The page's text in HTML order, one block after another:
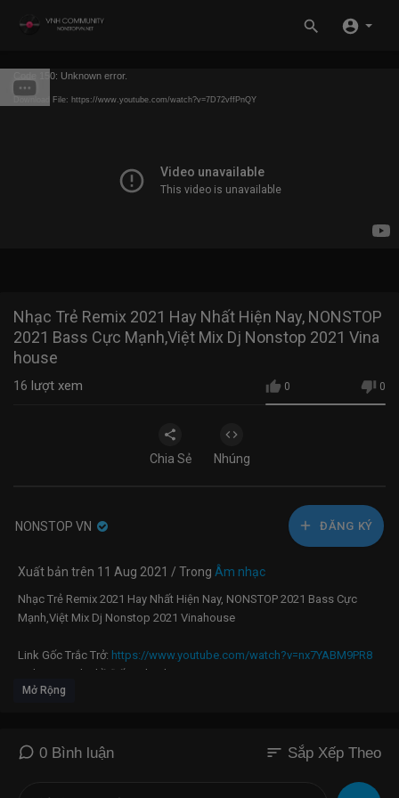
Code 150: Unknown error.
Download File: https://www.youtube.com/watch?v=7D72vffPnQY
Nhạc Trẻ Remix 2021 Hay Nhất Hiện Nay, NONSTOP
2021 Bass Cực Mạnh,Việt Mix Dj Nonstop 2021 Vina
house
0 0
16 lượt xem
Chia Sẻ Nhúng
NONSTOP VN ĐĂNG KÝ
Xuất bản trên 11 Aug 2021 / Trong Âm nhạc
Nhạc Trẻ Remix 2021 Hay Nhất Hiện Nay, NONSTOP 2021 Bass Cực
Mạnh,Việt Mix Dj Nonstop 2021 Vinahouse
Link Gốc Trắc Trở: https://www.youtube.com/watch?v=nx7YABM9PR8
Link Goc Anh Thề Đấy - Thanh Hưng |
https://www.youtube.com/watch?v=hnXZG1WxczU
LINK GỐC CHỈ LÀ KHÔNG CÙNG NHAU :
https://www.youtube.com/watch?
Mở Rộng
0 Bình luận sort Sắp Xếp Theo